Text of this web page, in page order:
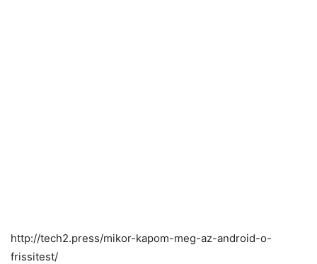
http://tech2.press/mikor-kapom-meg-az-android-o-
frissitest/